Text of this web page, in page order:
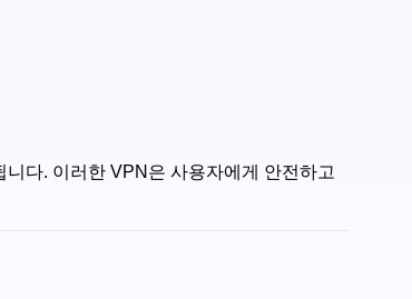
다. 이러한 VPN은 사용자에게 안전하고